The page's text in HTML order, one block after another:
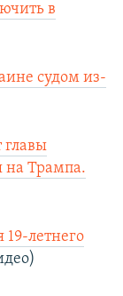
в
судом из-
главы
на Трампа.
летнего